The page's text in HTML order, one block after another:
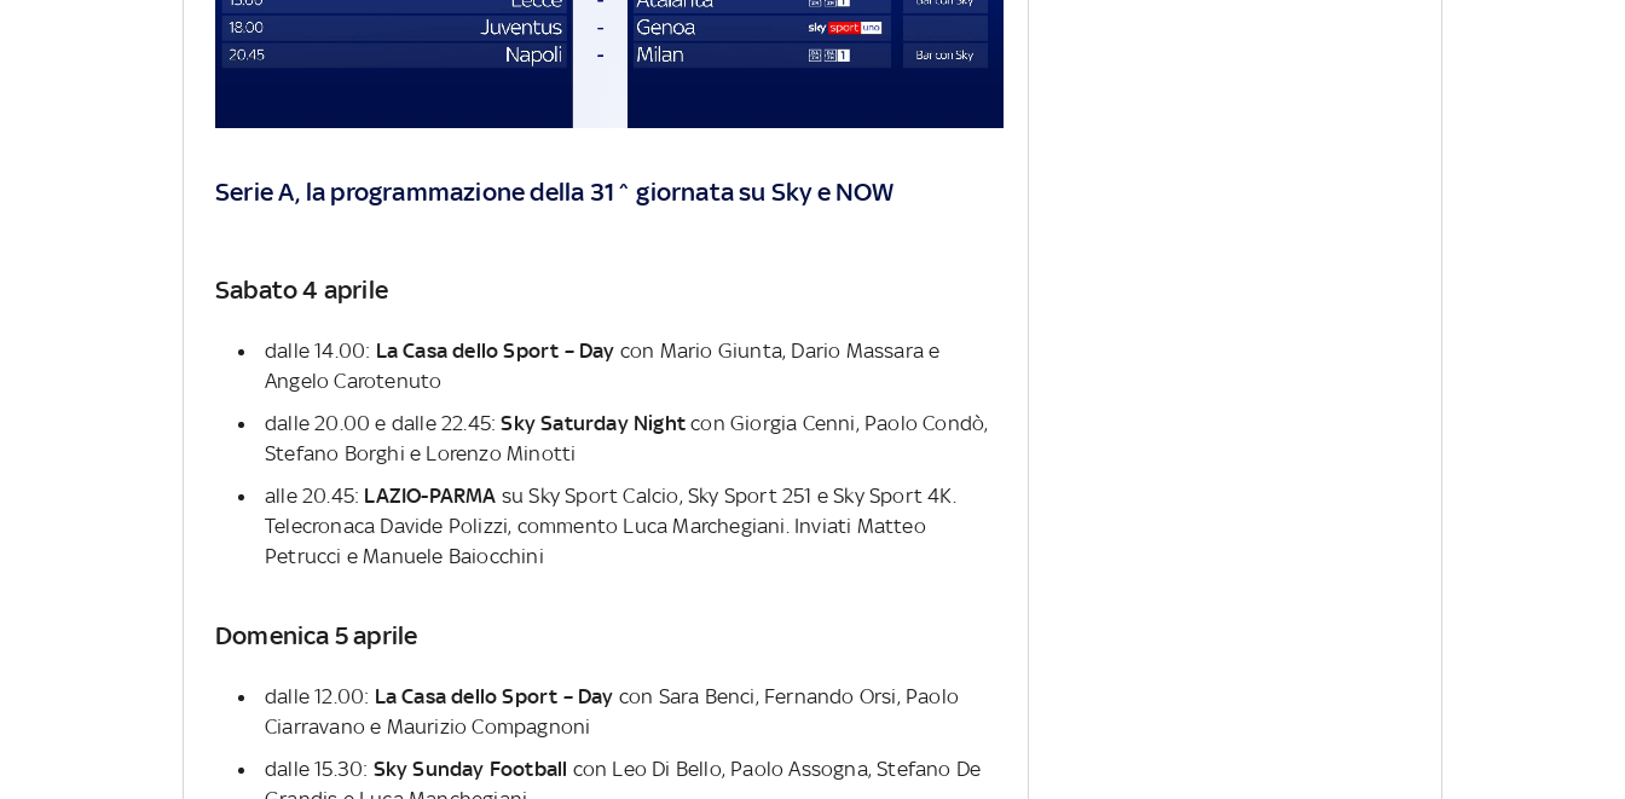
Serie A, la programmazione della 31^ giornata su Sky e NOW
Sabato 4 aprile
dalle 14.00: La Casa dello Sport – Day con Mario Giunta, Dario Massara e
Angelo Carotenuto
dalle 20.00 e dalle 22.45:Sky Saturday Night con Giorgia Cenni, Paolo Condò,
Stefano Borghi e Lorenzo Minotti
alle 20.45: LAZIO-PARMA su Sky Sport Calcio, Sky Sport 251 e Sky Sport 4K.
Telecronaca Davide Polizzi, commento Luca Marchegiani. Inviati Matteo
Petrucci e Manuele Baiocchini
Domenica 5 aprile
dalle 12.00: La Casa dello Sport – Day con Sara Benci, Fernando Orsi, Paolo
Ciarravano e Maurizio Compagnoni
dalle 15.30: Sky Sunday Football con Leo Di Bello, Paolo Assogna, Stefano De